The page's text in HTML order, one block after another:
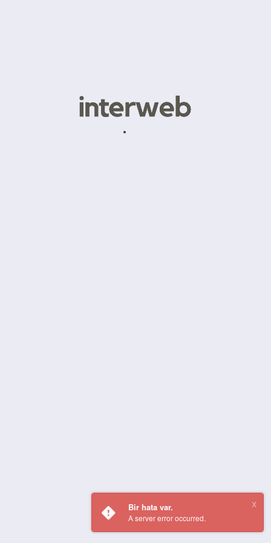
Bir hata var.
A server error occurred.